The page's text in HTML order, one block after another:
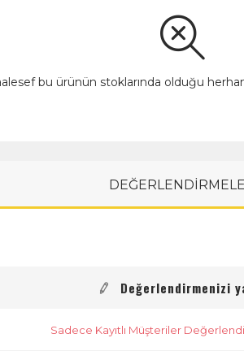
bu ürünün stoklarında olduğu
Değerlendirmenizi
Sadece Kayıtlı Müşteriler